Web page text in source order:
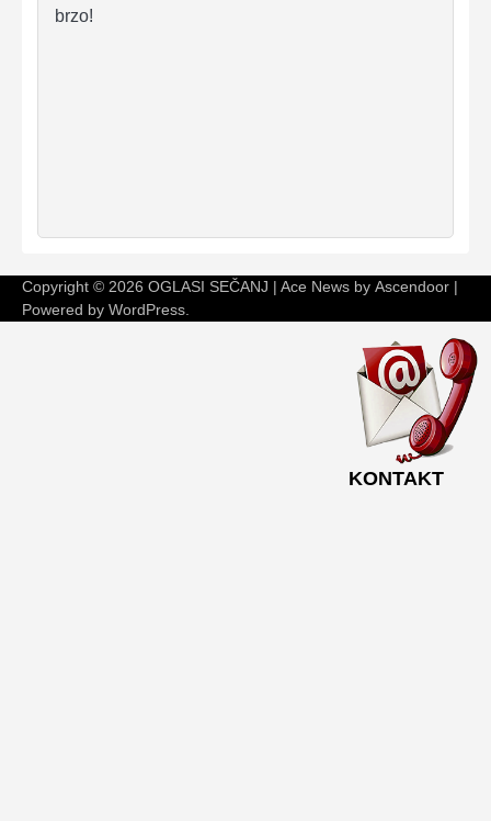
brzo!
Copyright © 2026 OGLASI SEČANJ | Ace News by Ascendoor |
Powered by WordPress
KONTAKT